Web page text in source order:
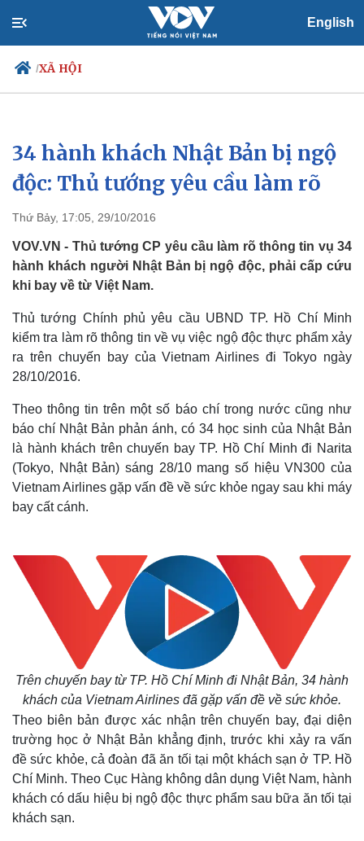
English
/XÃ HỘI
Chính trị
Đảng
Tổ chức nhân sự
Nhận diện sự thật
Xã hội
Tin 24h
Dự báo thời tiết
Việc làm
Biển đảo
34 hành khách Nhật Bản bị ngộ
độc: Thủ tướng yêu cầu làm rõ
Thứ Bảy, 17:05, 29/10/2016
VOV.VN - Thủ tướng CP yêu cầu làm rõ thông tin vụ 34
hành khách người Nhật Bản bị ngộ độc, phải cấp cứu
khi bay về từ Việt Nam.
Thủ tướng Chính phủ yêu cầu UBND TP. Hồ Chí Minh
kiểm tra làm rõ thông tin về vụ việc ngộ độc thực phẩm xảy
ra trên chuyến bay của Vietnam Airlines đi Tokyo ngày
28/10/2016.
Theo thông tin trên một số báo chí trong nước cũng như
báo chí Nhật Bản phản ánh, có 34 học sinh của Nhật Bản
là hành khách trên chuyến bay TP. Hồ Chí Minh đi Narita
(Tokyo, Nhật Bản) sáng 28/10 mang số hiệu VN300 của
Vietnam Airlines gặp vấn đề về sức khỏe ngay sau khi máy
bay cất cánh.
Trên chuyến bay từ TP. Hồ Chí Minh đi Nhật Bản, 34 hành
khách của Vietnam Airlines đã gặp vấn đề về sức khỏe.
Theo biên bản được xác nhận trên chuyến bay, đại diện
trường học ở Nhật Bản khẳng định, trước khi xảy ra vấn
đề sức khỏe, cả đoàn đã ăn tối tại một khách sạn ở TP. Hồ
Chí Minh. Theo Cục Hàng không dân dụng Việt Nam, hành
khách có dấu hiệu bị ngộ độc thực phẩm sau bữa ăn tối tại
khách sạn.